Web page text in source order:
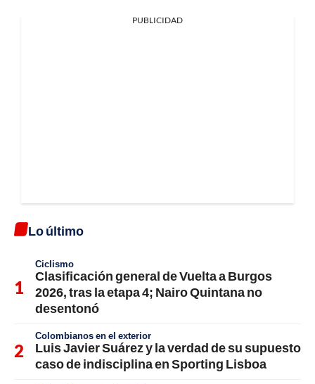
PUBLICIDAD
Lo último
Ciclismo
Clasificación general de Vuelta a Burgos
2026, tras la etapa 4; Nairo Quintana no
desentonó
Colombianos en el exterior
Luis Javier Suárez y la verdad de su supuesto
caso de indisciplina en Sporting Lisboa